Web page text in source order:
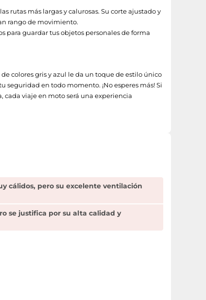
rutas más largas y calurosas. Su corte ajustado y
rango de movimiento.
para guardar tus objetos personales de forma
colores gris y azul le da un toque de estilo único
seguridad en todo momento. ¡No esperes más! Si
cada viaje en moto será una experiencia
cálidos, pero su excelente ventilación
se justifica por su alta calidad y